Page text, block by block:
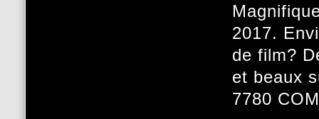
2017.
de film?
et beaux
7780